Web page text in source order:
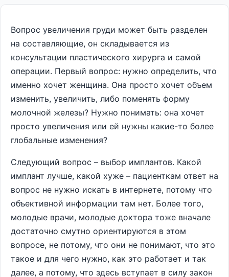
Вопрос увеличения груди может быть разделен
на составляющие, он складывается из
консультации пластического хирурга и самой
операции. Первый вопрос: нужно определить, что
именно хочет женщина. Она просто хочет объем
изменить, увеличить, либо поменять форму
молочной железы? Нужно понимать: она хочет
просто увеличения или ей нужны какие-то более
глобальные изменения?
Следующий вопрос – выбор имплантов. Какой
имплант лучше, какой хуже – пациенткам ответ на
вопрос не нужно искать в интернете, потому что
объективной информации там нет. Более того,
молодые врачи, молодые доктора тоже вначале
достаточно смутно ориентируются в этом
вопросе, не потому, что они не понимают, что это
такое и для чего нужно, как это работает и так
далее, а потому, что здесь вступает в силу закон